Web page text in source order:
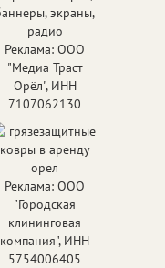
Реклама: ООО
"Медиа Траст
Орёл", ИНН
7107062130
Реклама: ООО
"Городская
клининговая
компания", ИНН
5754006405